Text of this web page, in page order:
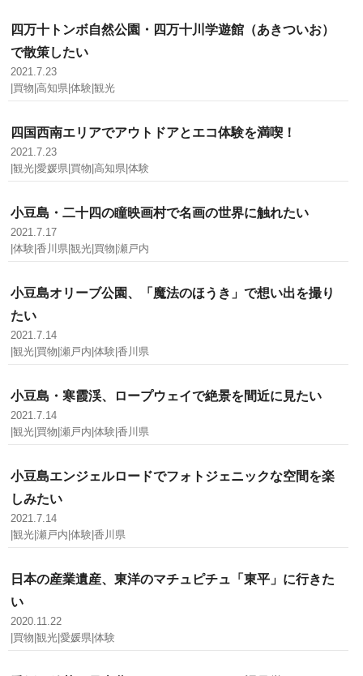
四万十トンボ自然公園・四万十川学遊館（あきついお）
で散策したい
2021.7.23
|買物|高知県|体験|観光
四国西南エリアでアウトドアとエコ体験を満喫！
2021.7.23
|観光|愛媛県|買物|高知県|体験
小豆島・二十四の瞳映画村で名画の世界に触れたい
2021.7.17
|体験|香川県|観光|買物|瀬戸内
小豆島オリーブ公園、「魔法のほうき」で想い出を撮り
たい
2021.7.14
|観光|買物|瀬戸内|体験|香川県
小豆島・寒霞渓、ロープウェイで絶景を間近に見たい
2021.7.14
|観光|買物|瀬戸内|体験|香川県
小豆島エンジェルロードでフォトジェニックな空間を楽
しみたい
2021.7.14
|観光|瀬戸内|体験|香川県
日本の産業遺産、東洋のマチュピチュ「東平」に行きた
い
2020.11.22
|買物|観光|愛媛県|体験